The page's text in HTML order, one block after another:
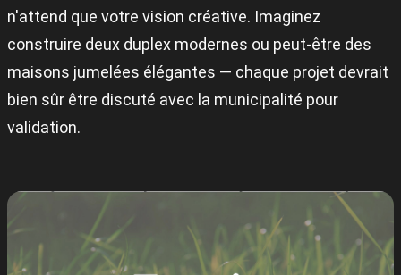
n'attend que votre vision créative. Imaginez
construire deux duplex modernes ou peut-être des
maisons jumelées élégantes — chaque projet devrait
bien sûr être discuté avec la municipalité pour
validation.